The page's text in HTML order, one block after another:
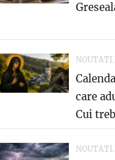
care
Cui